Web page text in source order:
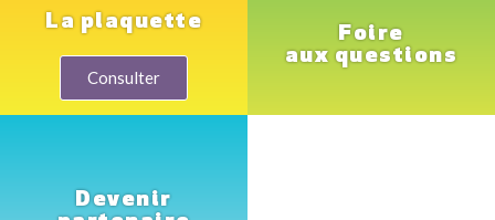
La plaquette
Consulter
Foire
aux questions
Devenir